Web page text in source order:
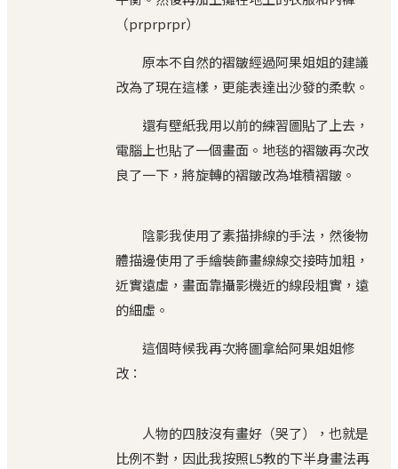
（prprprpr）
原本不自然的褶皺經過阿果姐姐的建議
改為了現在這樣，更能表達出沙發的柔軟。
還有壁紙我用以前的練習圖貼了上去，
電腦上也貼了一個畫面。地毯的褶皺再次改
良了一下，將旋轉的褶皺改為堆積褶皺。
陰影我使用了素描排線的手法，然後物
體描邊使用了手繪裝飾畫線線交接時加粗，
近實遠虛，畫面靠攝影機近的線段粗實，遠
的細虛。
這個時候我再次將圖拿給阿果姐姐修
改：
人物的四肢沒有畫好（哭了），也就是
比例不對，因此我按照L5教的下半身畫法再